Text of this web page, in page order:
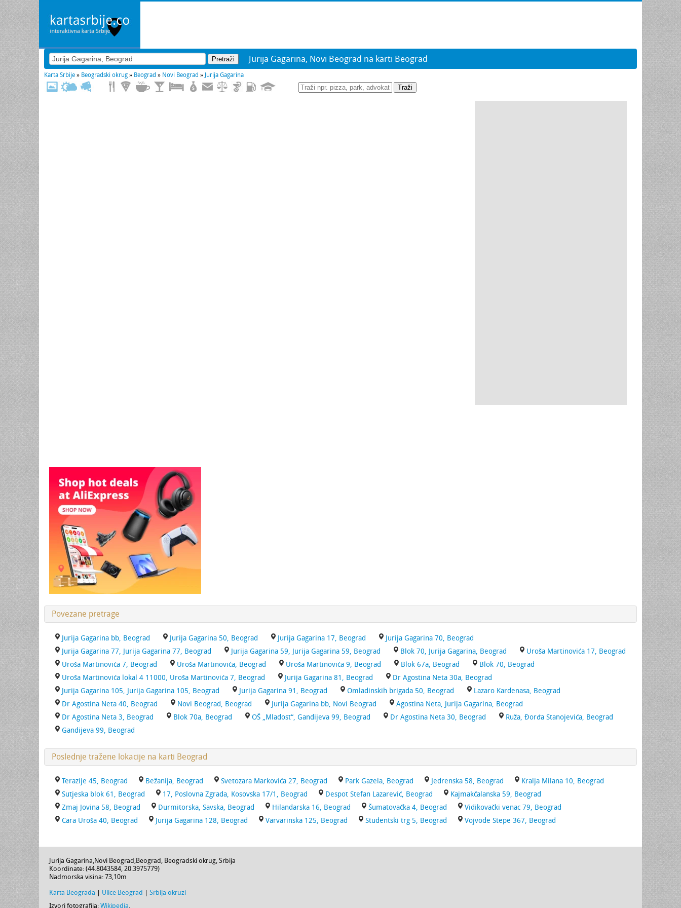
Jurija Gagarina, Novi Beograd na karti Beograd
Karta Srbije » Beogradski okrug » Beograd » Novi Beograd » Jurija Gagarina
Traži
Povezane pretrage
Jurija Gagarina bb, Beograd Jurija Gagarina 50, Beograd Jurija Gagarina 17, Beograd
Jurija Gagarina 70, Beograd
Jurija Gagarina 77, Jurija Gagarina 77, Beograd
Jurija Gagarina 59, Jurija Gagarina 59, Beograd Blok 70, Jurija Gagarina, Beograd
Uroša Martinovića 17, Beograd
Uroša Martinovića 7, Beograd
Uroša Martinovića, Beograd Uroša Martinovića 9, Beograd Blok 67a, Beograd
Blok 70, Beograd
Uroša Martinovića lokal 4 11000, Uroša Martinovića 7, Beograd
Jurija Gagarina 81, Beograd
Dr Agostina Neta 30a, Beograd
Jurija Gagarina 105, Jurija Gagarina 105, Beograd
Jurija Gagarina 91, Beograd Omladinskih brigada 50, Beograd
Lazaro Kardenasa, Beograd
Dr Agostina Neta 40, Beograd
Novi Beograd, Beograd Jurija Gagarina bb, Novi Beograd
Agostina Neta, Jurija Gagarina, Beograd
Dr Agostina Neta 3, Beograd
Blok 70a, Beograd OŠ „Mladost“, Gandijeva 99, Beograd Dr Agostina Neta 30, Beograd
Ruža, Đorđa Stanojevića, Beograd
Gandijeva 99, Beograd
Poslednje tražene lokacije na karti Beograd
Terazije 45, Beograd Bežanija, Beograd Svetozara Markovića 27, Beograd Park Gazela, Beograd Jedrenska 58, Beograd
Kralja Milana 10, Beograd
Sutjeska blok 61, Beograd
17, Poslovna Zgrada, Kosovska 17/1, Beograd Despot Stefan Lazarević, Beograd
Kajmakčalanska 59, Beograd
Zmaj Jovina 58, Beograd
Durmitorska, Savska, Beograd Hilandarska 16, Beograd Šumatovačka 4, Beograd
Vidikovački venac 79, Beograd
Cara Uroša 40, Beograd
Jurija Gagarina 128, Beograd Varvarinska 125, Beograd Studentski trg 5, Beograd Vojvode Stepe 367, Beograd
Jurija Gagarina,Novi Beograd,Beograd, Beogradski okrug, Srbija
Koordinate: (44.8043584, 20.3975779)
Nadmorska visina: 73,10m
Karta Beograda Ulice Beograd
Srbija okruzi
Izvori fotografija: Wikipedia.